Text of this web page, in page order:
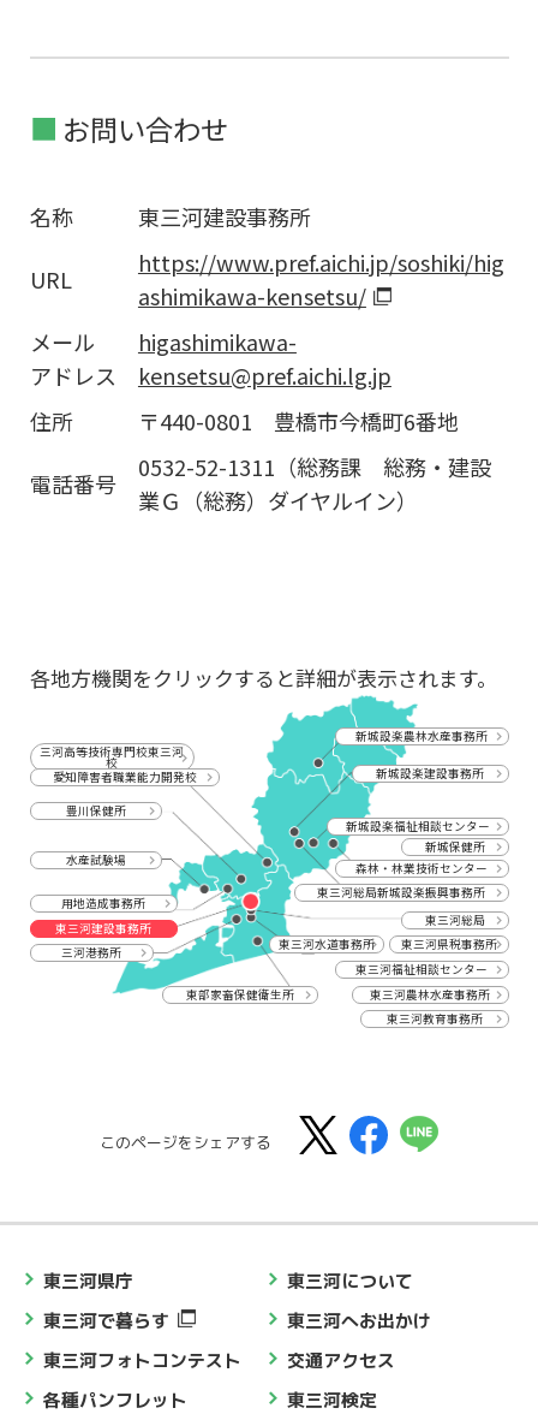
お問い合わせ
名称
東三河建設事務所
URL
https://www.pref.aichi.jp/soshiki/hig
ashimikawa-kensetsu/
メール
アドレス
higashimikawa-
kensetsu@pref.aichi.lg.jp
住所
〒440-0801 豊橋市今橋町6番地
電話番号
0532-52-1311（総務課 総務・建設
業Ｇ（総務）ダイヤルイン）
各地方機関をクリックすると詳細が表示されます。
東三河総局
東三河総局新城設楽振興事務所
東三河県税事務所
豊川保健所
新城保健所
東三河福祉相談センター
新城設楽福祉相談センター
三河高等技術専門校東三河
校
愛知障害者職業能力開発校
東三河農林水産事務所
新城設楽農林水産事務所
森林・林業技術センター
東部家畜保健衛生所
水産試験場
東三河建設事務所
新城設楽建設事務所
三河港務所 東三河水道事務所
用地造成事務所
東三河教育事務所
このページをシェアする
東三河県庁
東三河について
東三河で暮らす
東三河へお出かけ
東三河フォトコンテスト
交通アクセス
各種パンフレット
東三河検定